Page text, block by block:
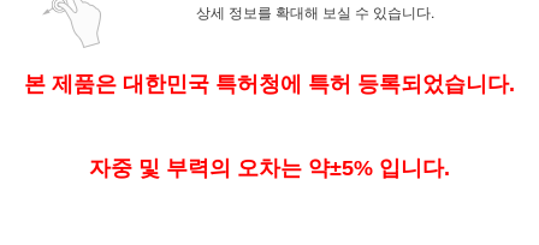
상세 정보를 확대해 보실 수 있습니다.
본 제품은 대한민국 특허청에 특허 등록되었습니다.
자중 및 부력의 오차는 약±5% 입니다.